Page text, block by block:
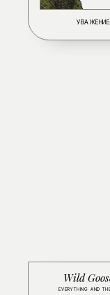
УВАЖЕНИЕ:
Wild
EVERYTHING AND